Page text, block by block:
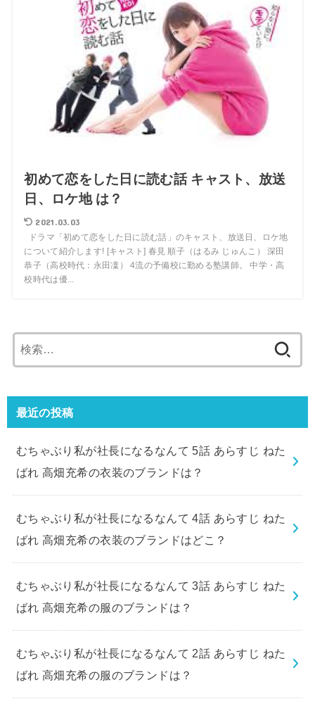
初めて恋をした日に読む話 キャスト、放送
日、ロケ地 は？
2021.03.03
ドラマ「初めて恋をした日に読む話」のキャスト、放送日、ロケ地
について紹介します! [キャスト] 春見 順子（はるみ じゅんこ） 深田
恭子（高校時代：永田凜） 4流の予備校に勤める塾講師。 中学・高
校時代は優...
索:
最近の投稿
むちゃぶり私が社長になるなんて 5話 あらすじ ねた
ばれ 高畑充希の衣装のブランドは？
むちゃぶり私が社長になるなんて 4話 あらすじ ねた
ばれ 高畑充希の衣装のブランドはどこ？
むちゃぶり私が社長になるなんて 3話 あらすじ ねた
ばれ 高畑充希の服のブランドは？
むちゃぶり私が社長になるなんて 2話 あらすじ ねた
ばれ 高畑充希の服のブランドは？